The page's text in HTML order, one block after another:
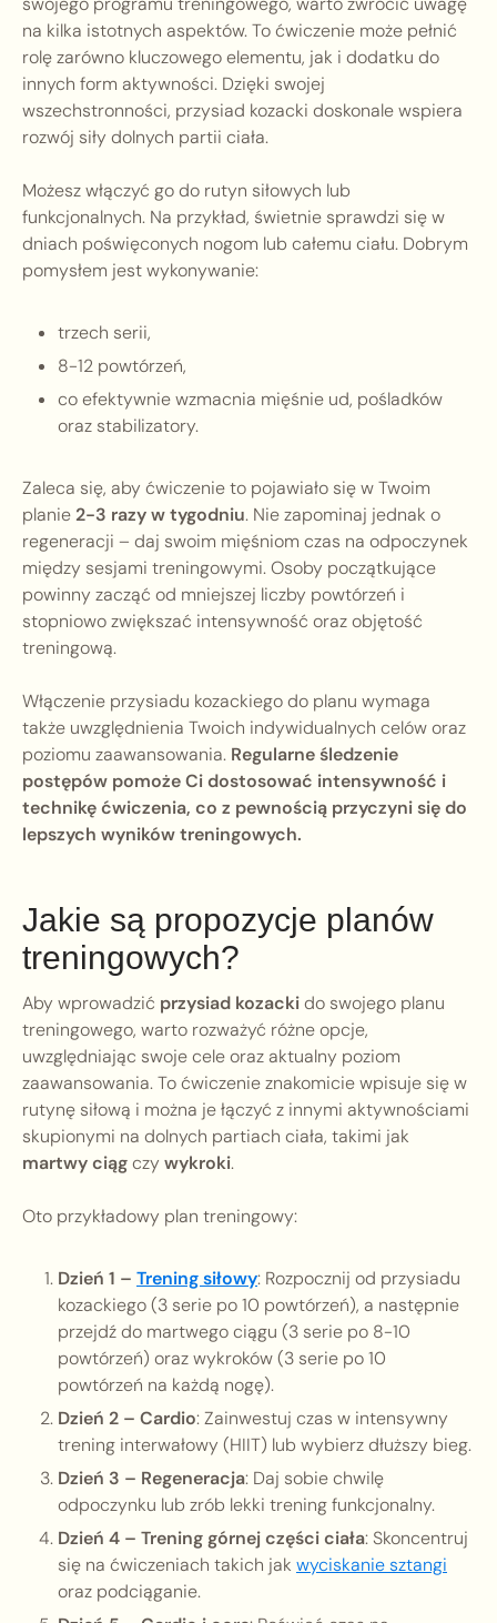
na kilka istotnych aspektów. To ćwiczenie może pełnić
rolę zarówno kluczowego elementu, jak i dodatku do
innych form aktywności. Dzięki swojej
wszechstronności, przysiad kozacki doskonale wspiera
rozwój siły dolnych partii ciała.
Możesz włączyć go do rutyn siłowych lub
funkcjonalnych. Na przykład, świetnie sprawdzi się w
dniach poświęconych nogom lub całemu ciału. Dobrym
pomysłem jest wykonywanie:
trzech serii,
8-12 powtórzeń,
co efektywnie wzmacnia mięśnie ud, pośladków
oraz stabilizatory.
Zaleca się, aby ćwiczenie to pojawiało się w Twoim
planie2-3 razy w tygodniu. Nie zapominaj jednak o
regeneracji – daj swoim mięśniom czas na odpoczynek
między sesjami treningowymi. Osoby początkujące
powinny zacząć od mniejszej liczby powtórzeń i
stopniowo zwiększać intensywność oraz objętość
treningową.
Włączenie przysiadu kozackiego do planu wymaga
także uwzględnienia Twoich indywidualnych celów oraz
poziomu zaawansowania. Regularne śledzenie
postępów pomoże Ci dostosować intensywność i
technikę ćwiczenia, co z pewnością przyczyni się do
lepszych wyników treningowych.
Jakie są propozycje planów
treningowych?
Aby wprowadzić przysiad kozackido swojego planu
treningowego, warto rozważyć różne opcje,
uwzględniając swoje cele oraz aktualny poziom
zaawansowania. To ćwiczenie znakomicie wpisuje się w
rutynę siłową i można je łączyć z innymi aktywnościami
skupionymi na dolnych partiach ciała, takimi jak
martwy ciągczy wykroki.
Oto przykładowy plan treningowy:
Dzień 1 – Trening siłowy: Rozpocznij od przysiadu
kozackiego (3 serie po 10 powtórzeń), a następnie
przejdź do martwego ciągu (3 serie po 8-10
powtórzeń) oraz wykroków (3 serie po 10
powtórzeń na każdą nogę).
Dzień 2 – Cardio: Zainwestuj czas w intensywny
trening interwałowy (HIIT) lub wybierz dłuższy bieg.
Dzień 3 – Regeneracja: Daj sobie chwilę
odpoczynku lub zrób lekki trening funkcjonalny.
Dzień 4 – Trening górnej części ciała: Skoncentruj
się na ćwiczeniach takich jak wyciskanie sztangi
oraz podciąganie.